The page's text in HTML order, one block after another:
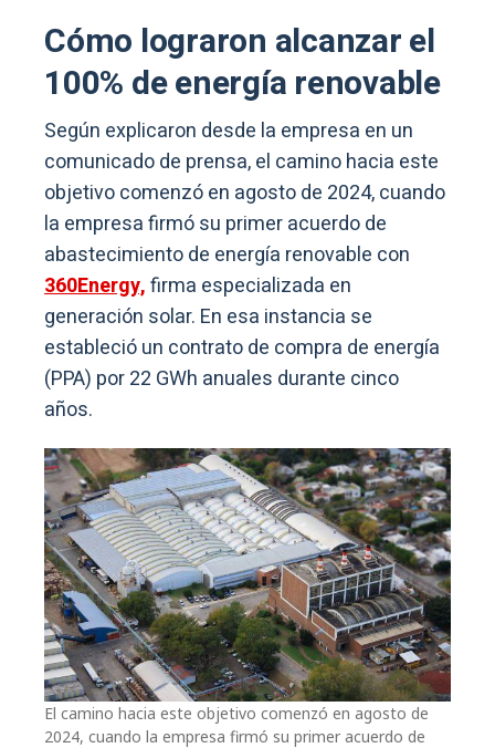
Cómo lograron alcanzar el
100% de energía renovable
Según explicaron desde la empresa en un
comunicado de prensa, el camino hacia este
objetivo comenzó en agosto de 2024, cuando
la empresa firmó su primer acuerdo de
abastecimiento de energía renovable con
360Energy,firma especializada en
generación solar. En esa instancia se
estableció un contrato de compra de energía
(PPA) por 22 GWh anuales durante cinco
años.
El camino hacia este objetivo comenzó en agosto de
2024, cuando la empresa firmó su primer acuerdo de